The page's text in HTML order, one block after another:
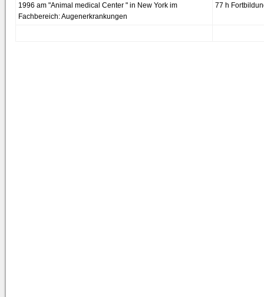
1996 am "Animal medical Center " in New York im
Fachbereich: Augenerkrankungen
77 h